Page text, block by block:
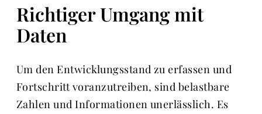
Richtiger Umgang mit
Daten
Um den Entwicklungsstand zu erfassen und
Fortschritt voranzutreiben, sind belastbare
Zahlen und Informationen unerlässlich. Es